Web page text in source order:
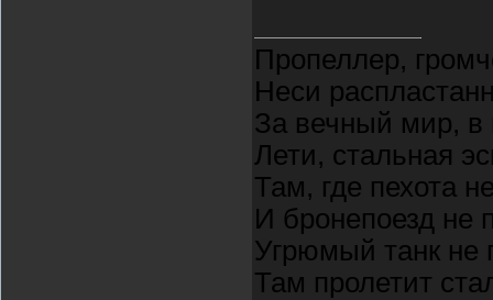
Пропеллер,
Неси
За вечный мир, в
Лети, стальная
Там, где пехота
И бронепоезд не
Угрюмый танк не
Там пролетит